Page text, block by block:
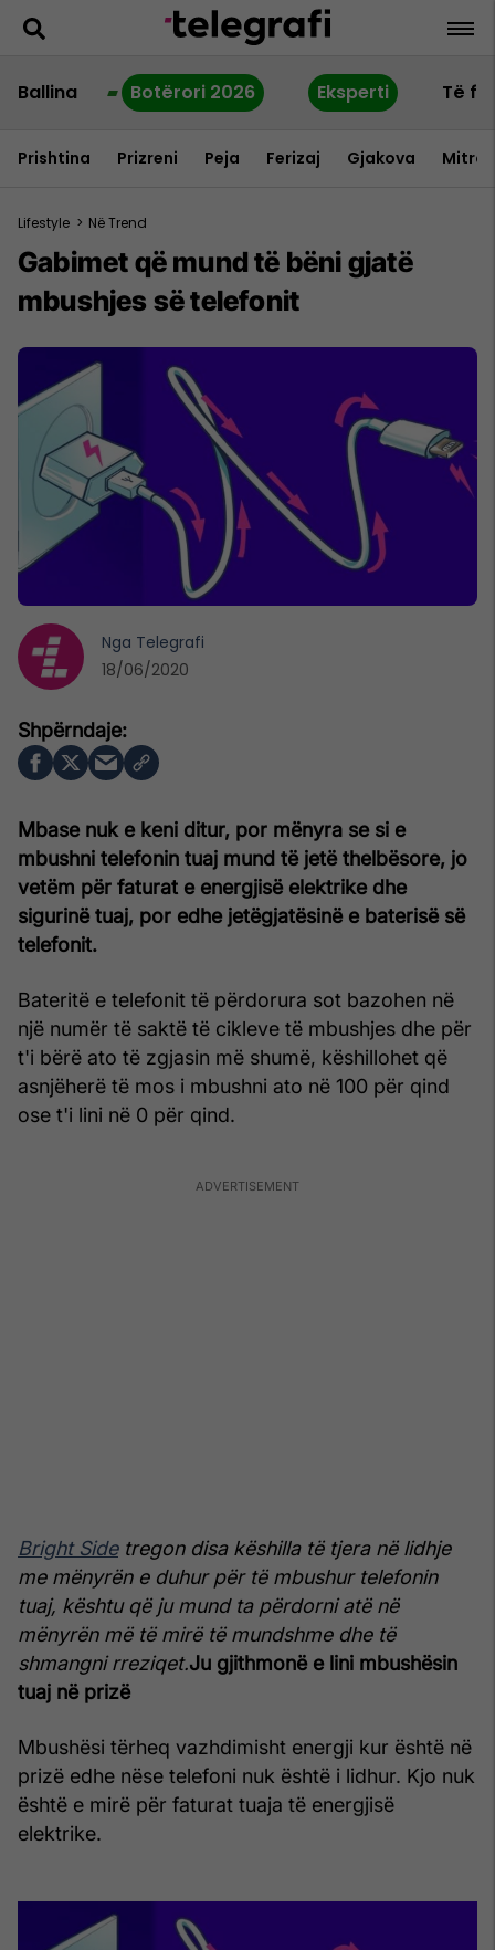
Ballina Botërori 2026 Eksperti Të
Prishtina Prizreni Peja Ferizaj Gjakova
Lifestyle > Në Trend
Gabimet që mund të bëni gjatë
mbushjes së telefonit
Mbase nuk e keni ditur, por mënyra se si e
mbushni telefonin tuaj mund të jetë thelbësore, jo
vetëm për faturat e energjisë elektrike dhe
sigurinë tuaj, por edhe jetëgjatësinë e baterisë së
telefonit.
Bateritë e telefonit të përdorura sot bazohen në
një numër të saktë të cikleve të mbushjes dhe për
t'i bërë ato të zgjasin më shumë, këshillohet që
asnjëherë të mos i mbushni ato në 100 për qind
ose t'i lini në 0 për qind.
Bright Sidetregon disa këshilla të tjera në lidhje
me mënyrën e duhur për të mbushur telefonin
tuaj, kështu që ju mund ta përdorni atë në
mënyrën më të mirë të mundshme dhe të
shmangni rreziqet.Ju gjithmonë e lini mbushësin
tuaj në prizë
Mbushësi tërheq vazhdimisht energji kur është në
prizë edhe nëse telefoni nuk është i lidhur. Kjo nuk
është e mirë për faturat tuaja të energjisë
elektrike.
Nga Telegrafi
18/06/2020